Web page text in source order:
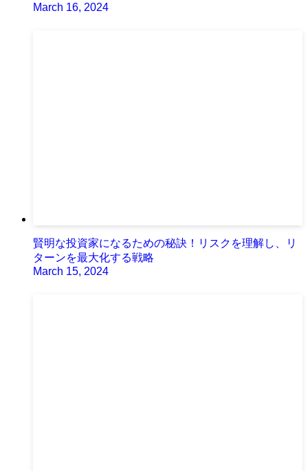
March 16, 2024
賢明な投資家になるための秘訣！リスクを理解し、リ
ターンを最大化する戦略
March 15, 2024